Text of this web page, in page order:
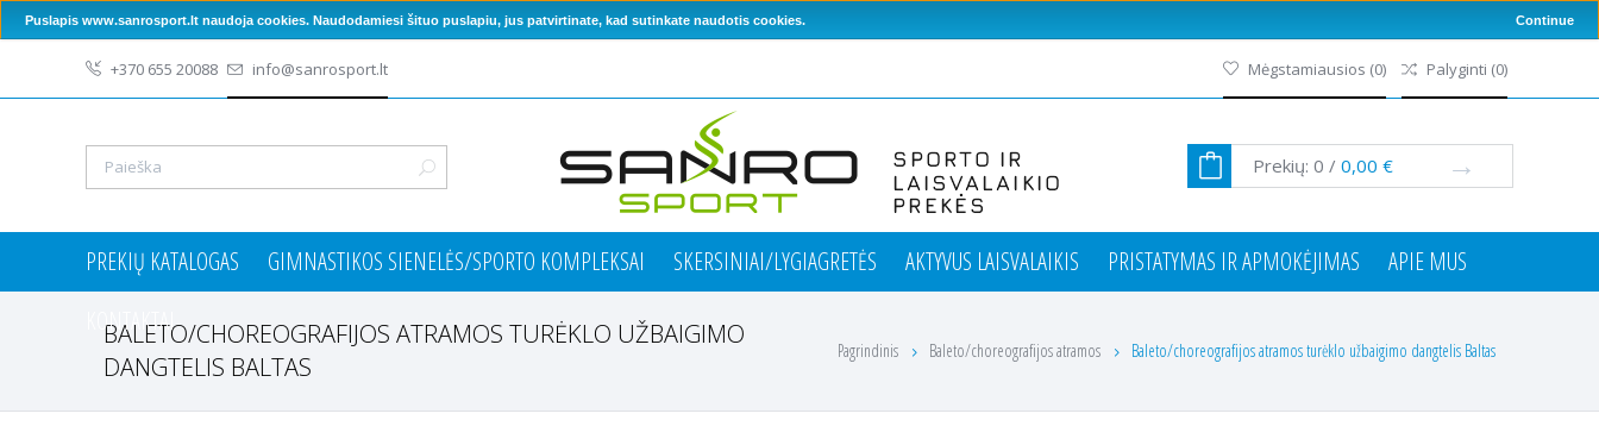
Puslapis www.sanrosport.lt naudoja cookies. Naudodamiesi šituo puslapiu, jus patvirtinate, kad sutinkate naudotis cookies. Continue
+370 655 20088 info@sanrosport.lt Mėgstamiausios (0) Palyginti (0)
Prekių:0 /0,00 €
PREKIŲ KATALOGAS GIMNASTIKOS SIENELĖS/SPORTO KOMPLEKSAI SKERSINIAI/LYGIAGRETĖS AKTYVUS LAISVALAIKIS PRISTATYMAS IR APMOKĖJIMAS
APIE MUS
KONTAKTAI
BALETO/CHOREOGRAFIJOS ATRAMOS TURĖKLO UŽBAIGIMO
DANGTELIS BALTAS
Pagrindinis Baleto/choreografijos atramos Baleto/choreografijos atramos turėklo užbaigimo dangtelis Baltas